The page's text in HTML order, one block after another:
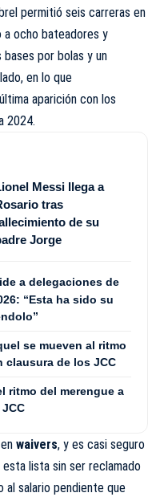
permitió seis carreras en
a ocho bateadores y
por bolas y un
en lo que
aparición con los
2024.
Messi llega a
tras
de su
Jorge
a delegaciones de
“Esta ha sido su
se mueven al ritmo
clausura de los JCC
ritmo del merengue a
waivers, y es casi seguro
lista sin ser reclamado
al salario pendiente que